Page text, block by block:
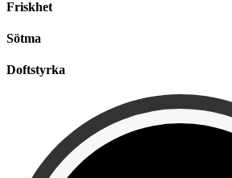
Friskhet
Sötma
Doftstyrka